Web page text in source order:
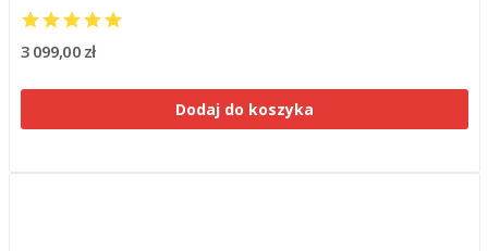
3 099,00 zł
Dodaj do koszyka